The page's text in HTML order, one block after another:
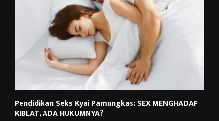
Pendidikan Seks Kyai Pamungkas: SEX MENGHADAP
KIBLAT, ADA HUKUMNYA?